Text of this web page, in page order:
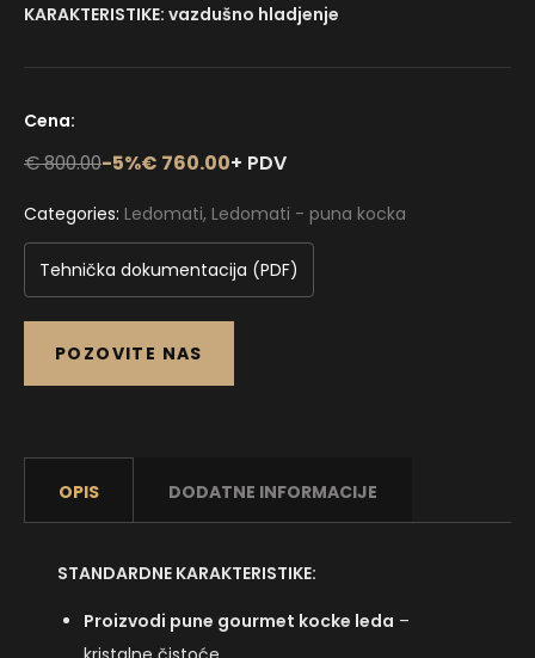
KARAKTERISTIKE: vazdušno hladjenje
Cena:
€ 800.00-5%€ 760.00+ PDV
Categories: Ledomati, Ledomati - puna kocka
Tehnička dokumentacija (PDF)
POZOVITE NAS
OPIS DODATNE INFORMACIJE
STANDARDNE KARAKTERISTIKE:
Proizvodi pune gourmet kocke leda –